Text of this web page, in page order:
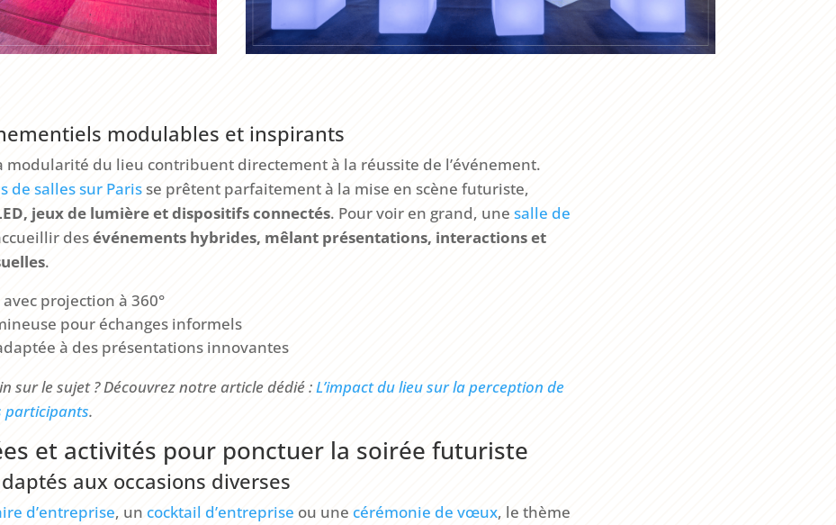
modulables et inspirants
modularité du lieu contribuent directement à la réussite de l’événement.
de salles sur Parisse prêtent parfaitement à la mise en scène futuriste,
jeux de lumière et dispositifs connectés. Pour voir en grand, une salle de
desévénements hybrides, mêlant présentations, interactions et
.
projection à 360°
pour échanges informels
à des présentations innovantes
sur le sujet ? Découvrez notre article dédié :L’impact du lieu sur la perception de
participants.
et activités pour ponctuer la soirée futuriste
aux occasions diverses
d’entreprise, un cocktail d’entreprise ou une cérémonie de vœux, le thème